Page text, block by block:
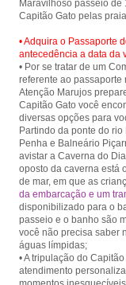
Maravilhoso passeio de
• Adquira o Passaporte
antecedência a data da
• Por se tratar de um
referente ao passaporte
Atenção Marujos
Capitão Gato você
diversas opções para
Partindo da ponte do
Penha e Balneário
avistar a Caverna do
oposto da caverna está
de mar, em que as
da embarcação e um
disponibilizado para o
passeio e o banho são
você não precisa saber
águas límpidas;
• A tripulação do
atendimento